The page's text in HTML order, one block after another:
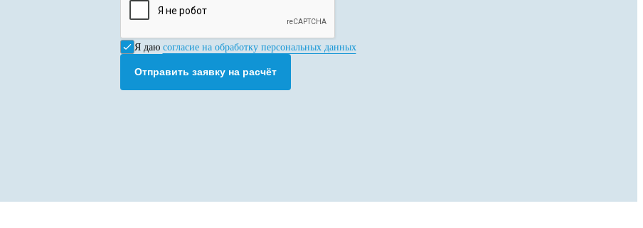
Я даю согласие на обработку персональных данных
Отправить заявку на расчёт